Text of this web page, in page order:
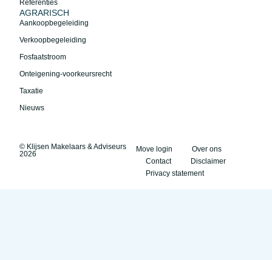
Referenties
AGRARISCH
Aankoopbegeleiding
Verkoopbegeleiding
Fosfaatstroom
Onteigening-voorkeursrecht
Taxatie
Nieuws
© Klijsen Makelaars & Adviseurs
2026
Move login
Over ons
Contact
Disclaimer
Privacy statement